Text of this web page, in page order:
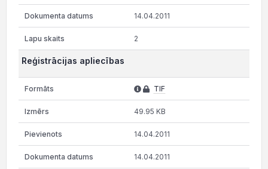
14.04.2011
2
Reģistrācijas apliecības
TIF
49.95 KB
14.04.2011
14.04.2011